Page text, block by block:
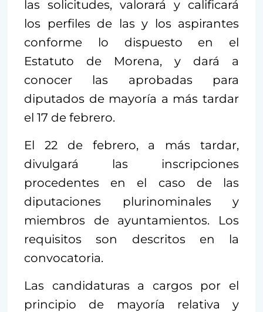
las solicitudes, valorará y calificará
los perfiles de las y los aspirantes
conforme lo dispuesto en el
Estatuto de Morena, y dará a
conocer las aprobadas para
diputados de mayoría a más tardar
el 17 de febrero.
El 22 de febrero, a más tardar,
divulgará las inscripciones
procedentes en el caso de las
diputaciones plurinominales y
miembros de ayuntamientos. Los
requisitos son descritos en la
convocatoria.
Las candidaturas a cargos por el
principio de mayoría relativa y